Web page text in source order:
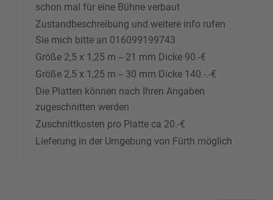
schon mal für eine Bühne verbaut
Zustandbeschreibung und weitere info rufen
Sie mich bitte an 016099199743
Größe 2,5 x 1,25 m -- 21 mm Dicke 90.-€
Größe 2,5 x 1,25 m -- 30 mm Dicke 140.-.-€
Die Platten können nach Ihren Angaben
zugeschnitten werden
Zuschnittkosten pro Platte ca 20.-€
Lieferung in der Umgebung von Fürth möglich